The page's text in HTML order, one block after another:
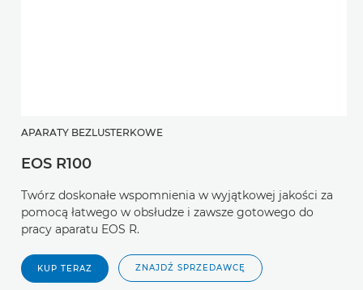
APARATY BEZLUSTERKOWE
EOS R100
Twórz doskonałe wspomnienia w wyjątkowej jakości za
pomocą łatwego w obsłudze i zawsze gotowego do
pracy aparatu EOS R.
KUP TERAZ ZNAJDŹ SPRZEDAWCĘ